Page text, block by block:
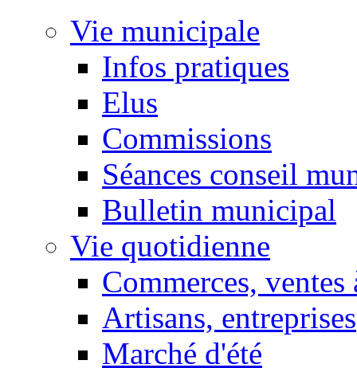
Vie municipale
Infos pratiques
Elus
Commissions
Séances conseil
Bulletin municipal
Vie quotidienne
Commerces, ventes
Artisans, entreprises
Marché d'été